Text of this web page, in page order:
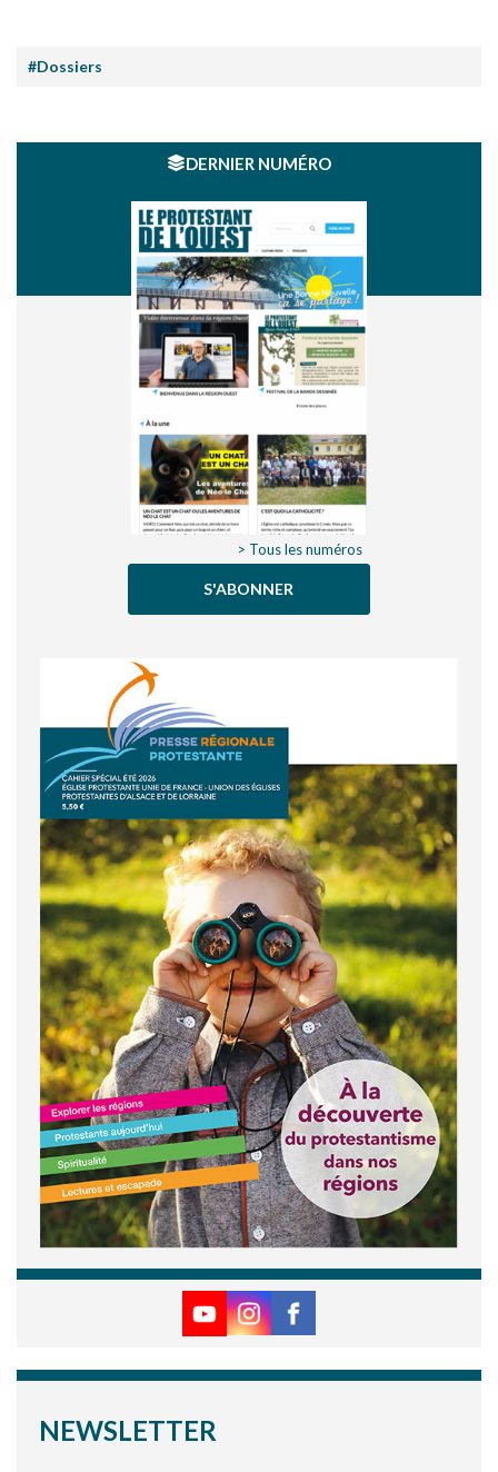
#Dossiers
DERNIER NUMÉRO
> Tous les numéros
S'ABONNER
NEWSLETTER